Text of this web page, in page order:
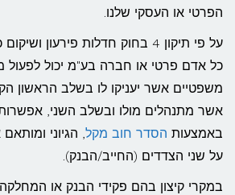
הפרטי או העסקי שלנו.
כל אדם פרטי או חברה בע"מ יכול לפעול
משפטיים אשר יעניקו לו בשלב הראשון
אשר מתנהלים מולו ובשלב השני,
באמצעות הסדר חוב מקל, הגיוני
על שני הצדדים (החייב/הבנק).
במקרי קיצון בהם פקידי הבנק או